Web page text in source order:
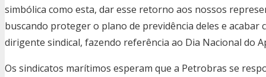
simbólica como esta, dar esse retorno aos nossos
buscando proteger o plano de previdência deles e acabar
dirigente sindical, fazendo referência ao Dia Nacional do
Os sindicatos marítimos esperam que a Petrobras se